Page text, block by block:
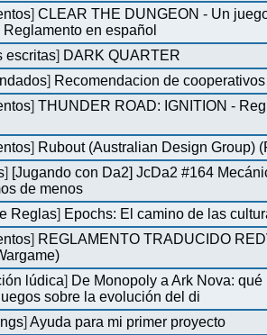
]CLEAR THE DUNGEON - Un
en español
escritas] DARK QUARTER
] Recomendacion de
]THUNDER ROAD: IGNITION -
] Rubout (Australian Design Group)
] [Jugando con Da2] JcDa2 #164
de menos
Reglas] Epochs: El camino de las
] REGLAMENTO TRADUCIDO
lúdica] De Monopoly a Ark Nova:
sobre la evolución del di
]Ayuda para mi primer proyecto